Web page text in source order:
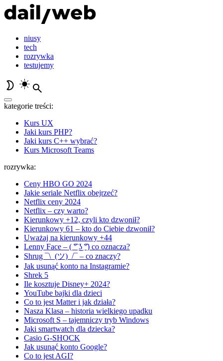
niusy
tech
rozrywka
testujemy
kategorie treści:
Kurs UX
Jaki kurs PHP?
Jaki kurs C++ wybrać?
Kurs Microsoft Teams
rozrywka:
Ceny HBO GO 2024
Jakie seriale Netflix obejrzeć?
Netflix ceny 2024
Netflix – czy warto?
Kierunkowy +12, czyli kto dzwonił?
Kierunkowy 61 – kto do Ciebie dzwonił?
Uważaj na kierunkowy +44
Lenny Face – ( ͡° ͜ʖ ͡°) co oznacza?
Shrug ¯\_(ツ)_/¯ – co znaczy?
Jak usunąć konto na Instagramie?
Shrek 5
Ile kosztuje Disney+ 2024?
YouTube bajki dla dzieci
Co to jest Matter i jak działa?
Nasza Klasa – historia wielkiego upadku
Microsoft S – tajemniczy tryb Windows
Jaki smartwatch dla dziecka?
Casio G-SHOCK
Jak usunąć konto Google?
Co to jest AGI?